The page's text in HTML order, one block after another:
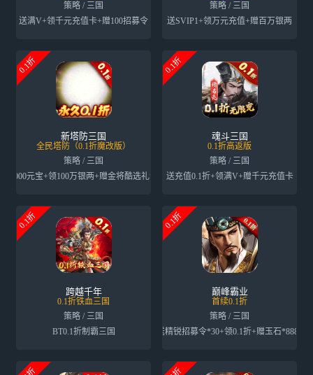
策略 / 三国
送满V+领千元充值卡+赠100招募令
策略 / 三国
送SVIP1+领万元充值+赠百万银两
0.1折
新塔防三国
全民塔防（0.1折魔改版）
策略 / 三国
送1000元宝+领100万银两+赠金将酷选礼包*1
0.1折
魂斗三国
0.1折高返版
策略 / 三国
送充值0.1折+领满V+赠千元充值卡
0.1折
跨越千年
0.1折铁血三国
策略 / 三国
BT0.1折制霸三国
0.1折
巅峰霸业
首续0.1折
策略 / 三国
送精锐招募令*30+领0.1折+赠玉石*8888